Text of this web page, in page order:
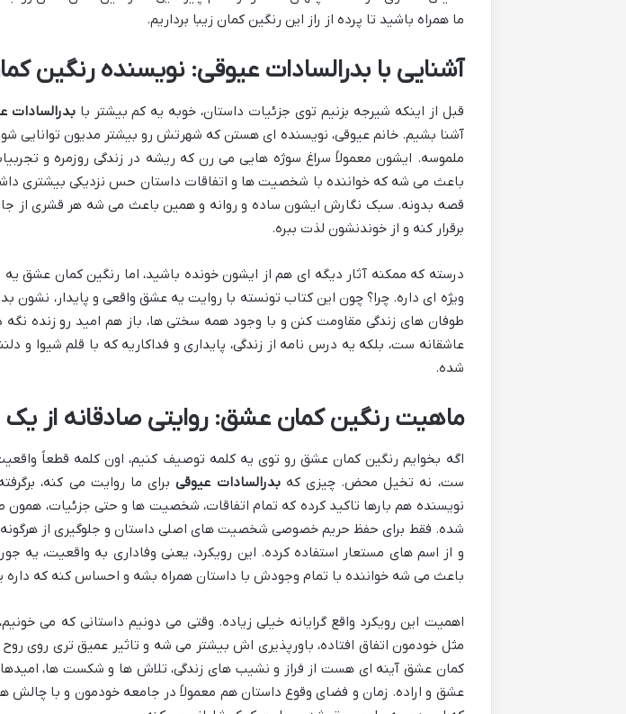
ما همراه باشید تا پرده از راز این رنگین کمان زیبا برداریم.
آشنایی با بدرالسادات عیوقی: نویسنده رنگین
قبل از اینکه شیرجه بزنیم توی جزئیات داستان، خوبه یه کم بیشتر بابدرالسادات
آشنا بشیم. خانم عیوقی، نویسنده ای هستن که شهرتش رو بیشتر مدیون توانایی
ملموسه. ایشون معمولاً سراغ سوژه هایی می رن که ریشه در زندگی روزمره و
باعث می شه که خواننده با شخصیت ها و اتفاقات داستان حس نزدیکی بیشتری
قصه بدونه. سبک نگارش ایشون ساده و روانه و همین باعث می شه هر قشری از
برقرار کنه و از خوندنشون لذت ببره.
درسته که ممکنه آثار دیگه ای هم از ایشون خونده باشید، اما رنگین کمان عشق یه
ویژه ای داره. چرا؟ چون این کتاب تونسته با روایت یه عشق واقعی و پایدار، نشون
طوفان های زندگی مقاومت کنن و با وجود همه سختی ها، باز هم امید رو زنده نگه
عاشقانه ست، بلکه یه درس نامه از زندگی، پایداری و فداکاریه که با قلم شیوا و
شده.
ماهیت رنگین کمان عشق: روایتی صادقانه از یک
اگه بخوایم رنگین کمان عشق رو توی یه کلمه توصیف کنیم، اون کلمه قطعاً
ست، نه تخیل محض. چیزی کهبدرالسادات عیوقیبرای ما روایت می کنه،
نویسنده هم بارها تاکید کرده که تمام اتفاقات، شخصیت ها و حتی جزئیات، همون
شده. فقط برای حفظ حریم خصوصی شخصیت های اصلی داستان و جلوگیری از
و از اسم های مستعار استفاده کرده. این رویکرد، یعنی وفاداری به واقعیت، یه
باعث می شه خواننده با تمام وجودش با داستان همراه بشه و احساس کنه که داره
اهمیت این رویکرد واقع گرایانه خیلی زیاده. وقتی می دونیم داستانی که می
مثل خودمون اتفاق افتاده، باورپذیری اش بیشتر می شه و تاثیر عمیق تری روی روح
کمان عشق آینه ای هست از فراز و نشیب های زندگی، تلاش ها و شکست ها، امیدها
عشق و اراده. زمان و فضای وقوع داستان هم معمولاً در جامعه خودمون و با چالش